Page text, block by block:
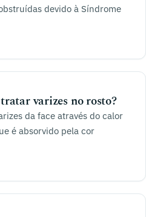
devido à Síndrome
varizes no rosto?
da face através do calor
é absorvido pela cor